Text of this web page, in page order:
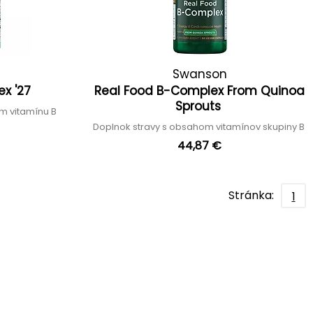
'27
vitamínu B
Swanson
Real Food B-Complex From Quinoa
Sprouts
Doplnok stravy s obsahom vitamínov skupiny B
44,87 €
Stránka: 1